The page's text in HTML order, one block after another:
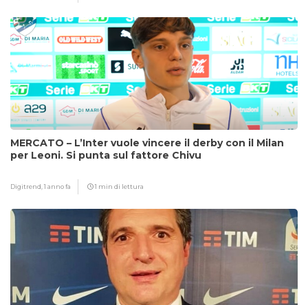
MERCATO – L’Inter vuole vincere il derby con il Milan
per Leoni. Si punta sul fattore Chivu
Digitrend,1 anno fa 1 min di lettura